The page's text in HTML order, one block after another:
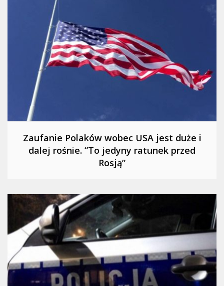
Zaufanie Polaków wobec USA jest duże i
dalej rośnie. “To jedyny ratunek przed
Rosją”